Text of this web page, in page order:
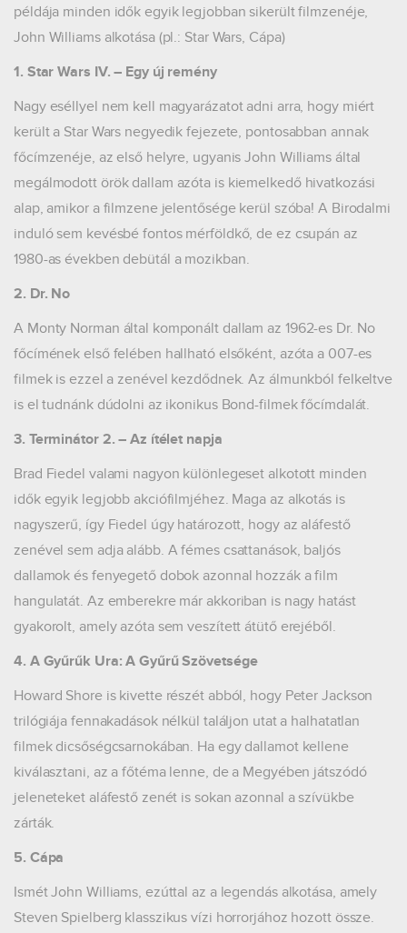
példája minden idők egyik legjobban sikerült filmzenéje,
John Williams alkotása (pl.: Star Wars, Cápa)
1. Star Wars IV. – Egy új remény
Nagy eséllyel nem kell magyarázatot adni arra, hogy miért
került a Star Wars negyedik fejezete, pontosabban annak
főcímzenéje, az első helyre, ugyanis John Williams által
megálmodott örök dallam azóta is kiemelkedő hivatkozási
alap, amikor a filmzene jelentősége kerül szóba! A Birodalmi
induló sem kevésbé fontos mérföldkő, de ez csupán az
1980-as években debütál a mozikban.
2. Dr. No
A Monty Norman által komponált dallam az 1962-es Dr. No
főcímének első felében hallható elsőként, azóta a 007-es
filmek is ezzel a zenével kezdődnek. Az álmunkból felkeltve
is el tudnánk dúdolni az ikonikus Bond-filmek főcímdalát.
3. Terminátor 2. – Az ítélet napja
Brad Fiedel valami nagyon különlegeset alkotott minden
idők egyik legjobb akciófilmjéhez. Maga az alkotás is
nagyszerű, így Fiedel úgy határozott, hogy az aláfestő
zenével sem adja alább. A fémes csattanások, baljós
dallamok és fenyegető dobok azonnal hozzák a film
hangulatát. Az emberekre már akkoriban is nagy hatást
gyakorolt, amely azóta sem veszített átütő erejéből.
4. A Gyűrűk Ura: A Gyűrű Szövetsége
Howard Shore is kivette részét abból, hogy Peter Jackson
trilógiája fennakadások nélkül találjon utat a halhatatlan
filmek dicsőségcsarnokában. Ha egy dallamot kellene
kiválasztani, az a főtéma lenne, de a Megyében játszódó
jeleneteket aláfestő zenét is sokan azonnal a szívükbe
zárták.
5. Cápa
Ismét John Williams, ezúttal az a legendás alkotása, amely
Steven Spielberg klasszikus vízi horrorjához hozott össze.